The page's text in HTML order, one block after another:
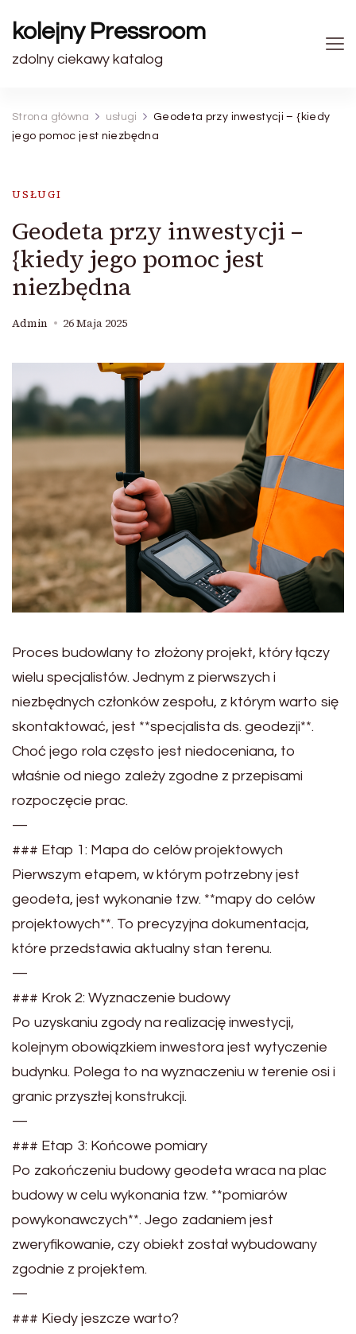
kolejny Pressroom
zdolny ciekawy katalog
Strona główna usługi
Geodeta przy inwestycji – {kiedy
jego pomoc jest niezbędna
USŁUGI
Geodeta przy inwestycji –
{kiedy jego pomoc jest
niezbędna
Admin 26 Maja 2025
Proces budowlany to złożony projekt, który łączy
wielu specjalistów. Jednym z pierwszych i
niezbędnych członków zespołu, z którym warto się
skontaktować, jest **specjalista ds. geodezji**.
Choć jego rola często jest niedoceniana, to
właśnie od niego zależy zgodne z przepisami
rozpoczęcie prac.
—
### Etap 1: Mapa do celów projektowych
Pierwszym etapem, w którym potrzebny jest
geodeta, jest wykonanie tzw. **mapy do celów
projektowych**. To precyzyjna dokumentacja,
które przedstawia aktualny stan terenu.
—
### Krok 2: Wyznaczenie budowy
Po uzyskaniu zgody na realizację inwestycji,
kolejnym obowiązkiem inwestora jest wytyczenie
budynku. Polega to na wyznaczeniu w terenie osi i
granic przyszłej konstrukcji.
—
### Etap 3: Końcowe pomiary
Po zakończeniu budowy geodeta wraca na plac
budowy w celu wykonania tzw. **pomiarów
powykonawczych**. Jego zadaniem jest
zweryfikowanie, czy obiekt został wybudowany
zgodnie z projektem.
—
### Kiedy jeszcze warto?